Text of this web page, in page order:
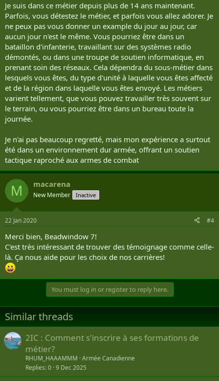
Je suis dans ce métier depuis plus de 14 ans maintenant.
Parfois, vous détestez le métier, et parfois vous allez adorer. Je
ne peux pas vous donner un example du jour au jour, car
aucun jour n'est le même. Vous pourriez être dans un
bataillon d'infanterie, travaillant sur des systèmes radio
démontés, ou dans une troupe de soutien informatique, en
prenant soin des réseaux. Cela dépendra du sous-métier dans
lesquels vous êtes, du type d'unité à laquelle vous êtes affecté
et de la région dans laquelle vous êtes envoyé. Les métiers
varient tellement, que vous pouvez travailler très souvent sur
le terrain, ou vous pourriez être dans un bureau toute la
journée.
Je n'ai pas beaucoup regretté, mais mon expérience a surtout
été dans un environnement dur armée, offrant un soutien
tactique raproché aux armes de combat
M macarena
New Member Inactive
22 Jan 2020 #4
Merci bien, Beadwindow 7!
C'est très intéressant de trouver des témoignage comme celle-
là. Ça nous aide pour les choix de nos carrières!
You must log in or register to reply here.
Similar threads
2IC : Comment s'inscrire à ses formations de
métier?
RHUM_HAAAMMM Armée Canadienne
Replies 0 9 Dec 2025